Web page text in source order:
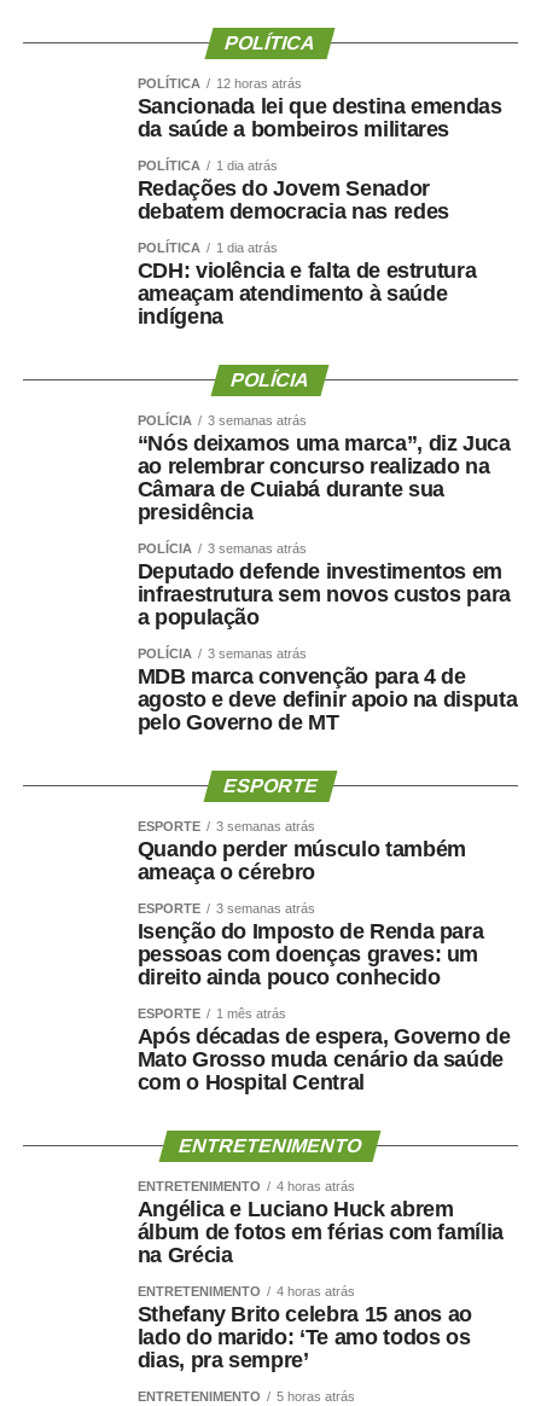
presidente da instituição.
Ao final do encontro, Juca reforçou a importância da
valorização do serviço público por meio de concursos
igualdade de oportunidades para todos os candidatos.
COMENTE ABAIXO:
WhatsApp
Facebook
Twitter
Messenger
LinkedIn
Share
POLÍTICA
POLÍTICA 12 horas atrás
Sancionada lei que destina emendas
da saúde a bombeiros militares
POLÍTICA 1 dia atrás
Redações do Jovem Senador
debatem democracia nas redes
POLÍTICA 1 dia atrás
CDH: violência e falta de estrutura
ameaçam atendimento à saúde
indígena
POLÍCIA
POLÍCIA 3 semanas atrás
“Nós deixamos uma marca”, diz Juca
ao relembrar concurso realizado na
Câmara de Cuiabá durante sua
presidência
POLÍCIA 3 semanas atrás
Deputado defende investimentos em
infraestrutura sem novos custos para
a população
POLÍCIA 3 semanas atrás
MDB marca convenção para 4 de
agosto e deve definir apoio na disputa
pelo Governo de MT
ESPORTE
ESPORTE 3 semanas atrás
Quando perder músculo também
ameaça o cérebro
ESPORTE 3 semanas atrás
Isenção do Imposto de Renda para
pessoas com doenças graves: um
direito ainda pouco conhecido
ESPORTE 1 mês atrás
Após décadas de espera, Governo de
Mato Grosso muda cenário da saúde
com o Hospital Central
ENTRETENIMENTO
ENTRETENIMENTO 4 horas atrás
Angélica e Luciano Huck abrem
álbum de fotos em férias com família
na Grécia
ENTRETENIMENTO 4 horas atrás
Sthefany Brito celebra 15 anos ao
lado do marido: ‘Te amo todos os
dias, pra sempre’
ENTRETENIMENTO 5 horas atrás